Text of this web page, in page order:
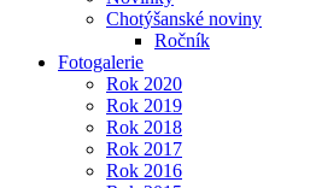
Chotýšanské noviny
Ročník
Fotogalerie
Rok 2020
Rok 2019
Rok 2018
Rok 2017
Rok 2016